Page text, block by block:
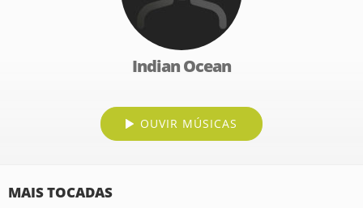
Indian Ocean
OUVIR MÚSICAS
MAIS TOCADAS